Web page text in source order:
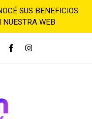
SUS BENEFICIOS
WEB